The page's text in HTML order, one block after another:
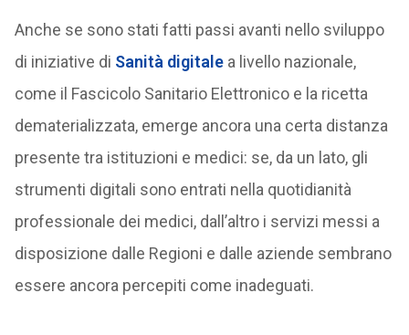
Anche se sono stati fatti passi avanti nello sviluppo
di iniziative di Sanità digitalea livello nazionale,
come il Fascicolo Sanitario Elettronico e la ricetta
dematerializzata, emerge ancora una certa distanza
presente tra istituzioni e medici: se, da un lato, gli
strumenti digitali sono entrati nella quotidianità
professionale dei medici, dall’altro i servizi messi a
disposizione dalle Regioni e dalle aziende sembrano
essere ancora percepiti come inadeguati.